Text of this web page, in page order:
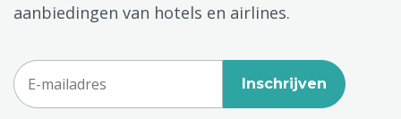
aanbiedingen van hotels en airlines.
Inschrijven